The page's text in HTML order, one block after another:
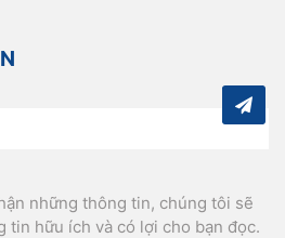
những thông tin, chúng tôi sẽ
tin hữu ích và có lợi cho bạn đọc.